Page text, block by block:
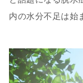
内の水分不足は始